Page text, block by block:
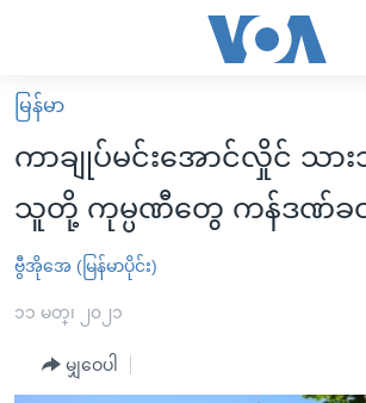
လွယ်ကူ
စေ
Link
များ
ပင်မ
မူလစာမျက်နှာ
မြန်မာ
ကမ္ဘာ့သတင်းများ
နိုင်ငံတကာ
အစ္စရေး-ပါလက်စတိုင်း
ဗွီဒီယို
အင်္ဂလိပ်စာလေ့လာမယ်
မြန်မာ
ကာချုပ်မင်းအောင်လှိုင် သား
သူတို့ ကုမ္ပဏီတွေ ကန်ဒဏ်
ဗွီအိုအေ (မြန်မာပိုင်း)
၁၁ မတ္၊ ၂၀၂၁
မျှဝေပါ